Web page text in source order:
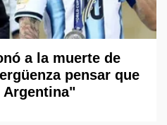
a la muerte de
pensar que
Argentina"